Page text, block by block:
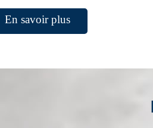
En savoir plus